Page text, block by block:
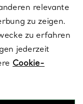
relevante
zu zeigen.
zu erfahren
jederzeit
Cookie-